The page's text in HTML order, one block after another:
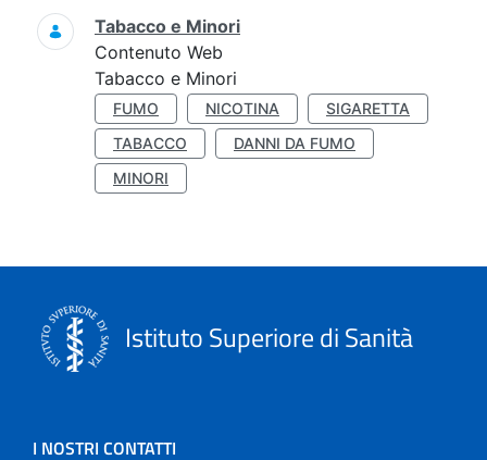
Ricerca
Tabacco e Minori
Contenuto Web
Tabacco e Minori
FUMO NICOTINA
SIGARETTA
TABACCO
DANNI DA FUMO
MINORI
Istituto Superiore di Sanità
I NOSTRI CONTATTI